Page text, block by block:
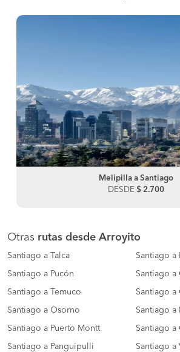
Melipilla a Santiago
DESDE $ 2.700
Otras rutas desde Arroyito
Santiago a Talca Santiago a
Santiago a Pucón Santiago a
Santiago a Temuco Santiago a
Santiago a Osorno Santiago a
Santiago a Puerto Montt Santiago a
Santiago a Panguipulli Santiago a